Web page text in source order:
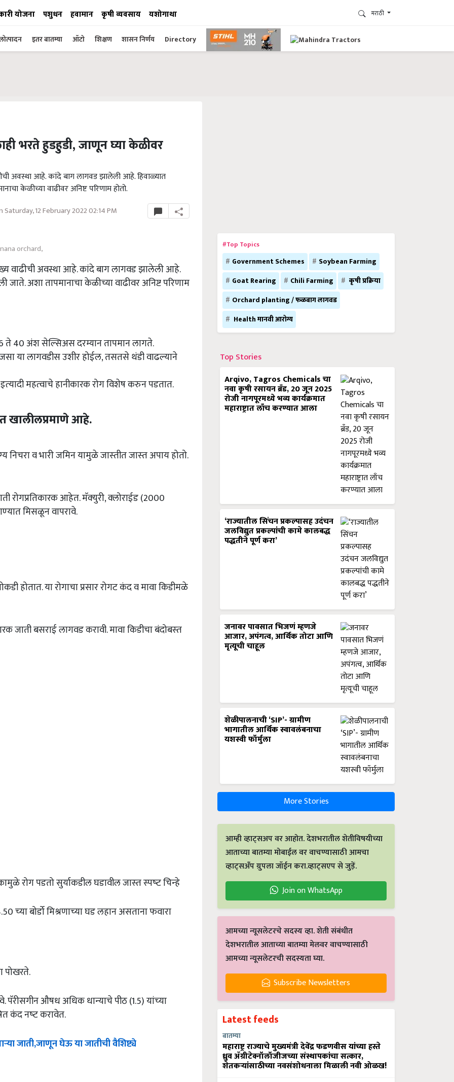
योजना पशुधन हवामान कृषी व्यवसाय यशोगाथा मराठी
इतर बातम्या ऑटो शिक्षण शासन निर्णय Directory
भरते हुडहुडी, जाणून घ्या केळीवर
अवस्था आहे. कांदे बाग लागवड झालेली आहे. हिवाळ्यात
केळीच्या वाढीवर अनिष्ट परिणाम होतो.
12 February 2022 02:14 PM
orchard,
वाढीची अवस्था आहे. कांदे बाग लागवड झालेली आहे.
अशा तापमानाचा केळीच्या वाढीवर अनिष्ट परिणाम
ते 40 अंश सेल्सिअस दरम्यान तापमान लागते.
या लागवडीस उशीर होईल, तसतसे थंडी वाढल्याने
महत्‍वाचे हानीकारक रोग विशेष करुन पडतात.
खालीलप्रमाणे आहे.
व भारी जमिन यामुळे जास्‍तीत जास्‍त अपाय होतो.
रोगप्रतिकारक आहेत. मॅक्‍युरी, क्‍लोराईड (2000
मिसळून वापरावे.
होतात. या रोगाचा प्रसार रोगट कंद व मावा किडीमळे
जाती बसराई लागवड करावी. मावा किडीचा बंदोबस्‍त
रोग पडतो सुर्याकडील घडावील जास्‍त स्‍पष्‍ट चिन्‍हे
च्‍या बोर्डो मिश्रणाच्‍या घड लहान असताना फवारा
पोखरते.
औषध अधिक धान्‍याचे पीठ (1.5) यांच्‍या
कंद नष्‍ट करावेत.
जाती,जाणून घेऊ या जातीची वैशिष्ट्ये
#Top Topics
Government Schemes
Soybean Farming
Goat Rearing
Chili Farming
कृषी प्रक्रिया
Orchard planting / फळबाग लागवड
Health मानवी आरोग्य
Top Stories
Arqivo, Tagros Chemicals चा
नवा कृषी रसायन ब्रँड, 20 जून 2025
रोजी नागपूरमध्ये भव्य कार्यक्रमात
महाराष्ट्रात लाँच करण्यात आला
‘राज्यातील सिंचन प्रकल्पासह उदंचन
जलविद्युत प्रकल्पांची कामे कालबद्ध
पद्धतीने पूर्ण करा’
जनावर पावसात भिजणं म्हणजे
आजार, अपंगत्व, आर्थिक तोटा आणि
मृत्यूची चाहूल
शेळीपालनाची ‘SIP’- ग्रामीण
भागातील आर्थिक स्वावलंबनाचा
यशस्वी फॉर्मुला
More Stories
आम्ही व्हाट्सअप वर आहोत. देशभरातील शेतीविषयीच्या
आताच्या बातम्या मोबाईल वर वाचण्यासाठी आमचा
व्हाट्सअँप ग्रुपला जॉईन करा.व्हाट्सएप से जुड़ें.
Join on WhatsApp
आमच्या न्यूसलेटरचे सदस्य व्हा. शेती संबंधीत
देशभरातील आताच्या बातम्या मेलवर वाचण्यासाठी
आमच्या न्यूसलेटरची सदस्यता घ्या.
Subscribe Newsletters
Latest feeds
बातम्या
महाराष्ट्र राज्याचे मुख्यमंत्री देवेंद्र फडणवीस यांच्या हस्ते
ध्रुव ॲग्रीटेक्नॉलॉजीजच्या संस्थापकांचा सत्कार,
शेतकऱ्यांसाठीच्या नवसंशोधनाला मिळाली नवी ओळख!